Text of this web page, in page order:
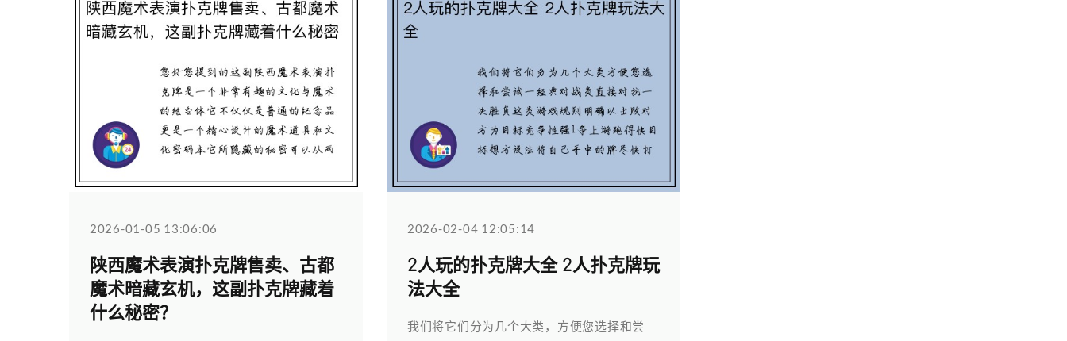
2026-01-05 13:06:06
陕西魔术表演扑克牌售卖、古都
魔术暗藏玄机，这副扑克牌藏着
什么秘密？
2026-02-04 12:05:14
2人玩的扑克牌大全 2人扑克牌玩
法大全
我们将它们分为几个大类，方便您选择和尝